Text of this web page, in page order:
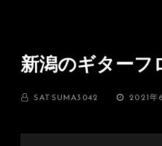
新潟のギターフ
BY SATSUMA3042
投
2021年